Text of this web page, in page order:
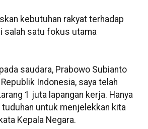
kebutuhan rakyat terhadap
salah satu fokus utama
saudara, Prabowo Subianto
Indonesia, saya telah
1 juta lapangan kerja. Hanya
tuduhan untuk menjelekkan kita
Kepala Negara.